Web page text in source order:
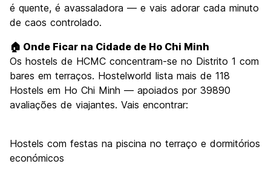
é quente, é avassaladora — e vais adorar cada minuto
de caos controlado.
🏠 Onde Ficar na Cidade de Ho Chi Minh
Os hostels de HCMC concentram-se no Distrito 1 com
bares em terraços. Hostelworld lista mais de 118
Hostels em Ho Chi Minh — apoiados por 39890
avaliações de viajantes. Vais encontrar:
Hostels com festas na piscina no terraço e dormitórios
económicos